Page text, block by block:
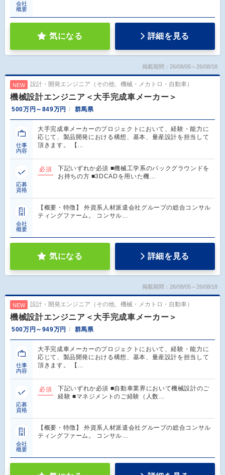
会社
概要
気になる 詳細を見る
掲載期間：26/08/05～26/08/18
NEW 設計・開発エンジニア（その他、機械・メカトロ・自動車）
機械設計エンジニア＜大手完成車メーカー＞
500万円～849万円 群馬県
仕事
内容
大手完成車メーカーのプロジェクトにおいて、経験・能力に
応じて、製品開発における構想、基本、量産設計を担当して
頂きます。 【…
応募
資格
必須
下記いずれか必須 ■機械工学系のバックグラウンドを
お持ちの方 ■3DCADを用いた機…
会社
概要
【概要・特徴】 外資系人材派遣会社グループの総合コンサル
ティングファーム。 コンサル…
気になる 詳細を見る
掲載期間：26/08/05～26/08/18
NEW 設計・開発エンジニア（その他、機械・メカトロ・自動車）
機械設計エンジニア＜大手完成車メーカー＞
500万円～949万円 群馬県
仕事
内容
大手完成車メーカーのプロジェクトにおいて、経験・能力に
応じて、製品開発における構想、基本、量産設計を担当して
頂きます。 【…
応募
資格
必須
下記いずれか必須 ■自動車業界において機械設計のご
経験 ■マネジメントのご経験（人数…
会社
概要
【概要・特徴】 外資系人材派遣会社グループの総合コンサル
ティングファーム。 コンサル…